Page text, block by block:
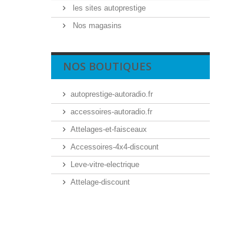
les sites autoprestige
Nos magasins
NOS BOUTIQUES
autoprestige-autoradio.fr
accessoires-autoradio.fr
Attelages-et-faisceaux
Accessoires-4x4-discount
Leve-vitre-electrique
Attelage-discount